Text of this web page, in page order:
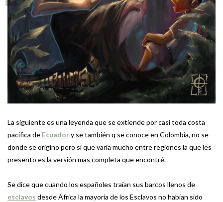
La siguiente es una leyenda que se extiende por casi toda costa
pacifica de Ecuadory se también q se conoce en Colombia, no se
donde se origino pero si que varia mucho entre regiones la que les
presento es la versión mas completa que encontré.
Se dice que cuando los españoles traían sus barcos llenos de
esclavos desde África la mayoría de los Esclavos no habían sido